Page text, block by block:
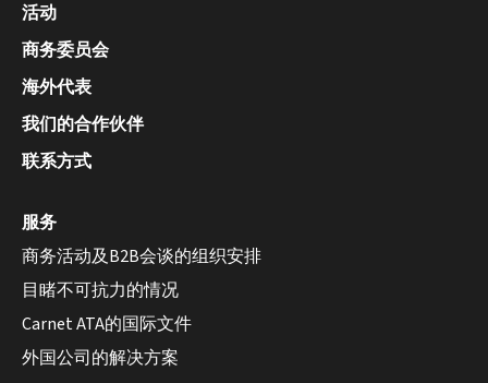
活动
商务委员会
海外代表
我们的合作伙伴
联系方式
服务
商务活动及B2B会谈的组织安排
目睹不可抗力的情况
Carnet ATA的国际文件
外国公司的解决方案